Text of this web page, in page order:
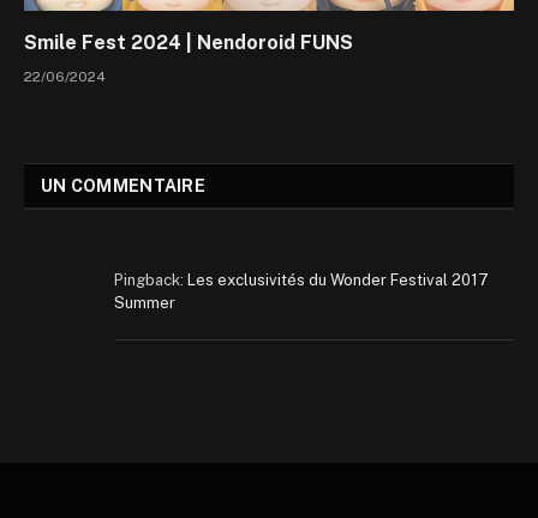
Smile Fest 2024 | Nendoroid FUNS
22/06/2024
UN COMMENTAIRE
Pingback: Les exclusivités du Wonder Festival 2017
Summer